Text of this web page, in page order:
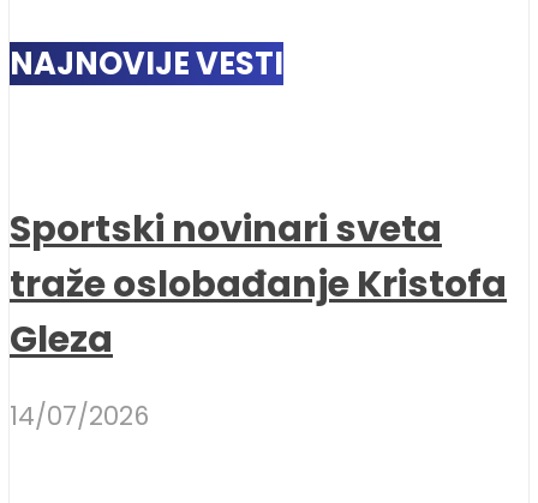
NAJNOVIJE VESTI
Sportski novinari sveta
traže oslobađanje Kristofa
Gleza
14/07/2026